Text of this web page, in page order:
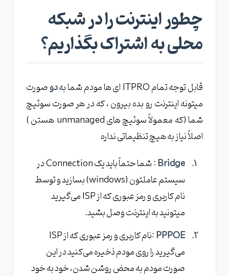
چطور اینترنت را در شبکه
محلی به اشتراک بگذاریم؟
قابل توجه تمام ITPRO ای ها مودم شما به دوصورت
میتونه اینترنت رو بده بیرون ، که در هر صورت سوئیچ
شما (که معمولاً سوئیچ های unmanaged هستن )
اصلاً نیاز به هیچ تنظیماتی نداره
Bridge
: شما حتماً باید یک Connection در
سیستم عاملتون (windows) بسازید و توسط
نام کاربری و رمز عبوری که از ISP می‌گیرید
میتونید به اینترنت وصل بشید.
PPPOE
:نام کاربری و رمز عبوری که از ISP
می‌گیرید را روی مودم ذخیره می‌کنید در این
صورت مودم به محض روشن شدن، خود به خود